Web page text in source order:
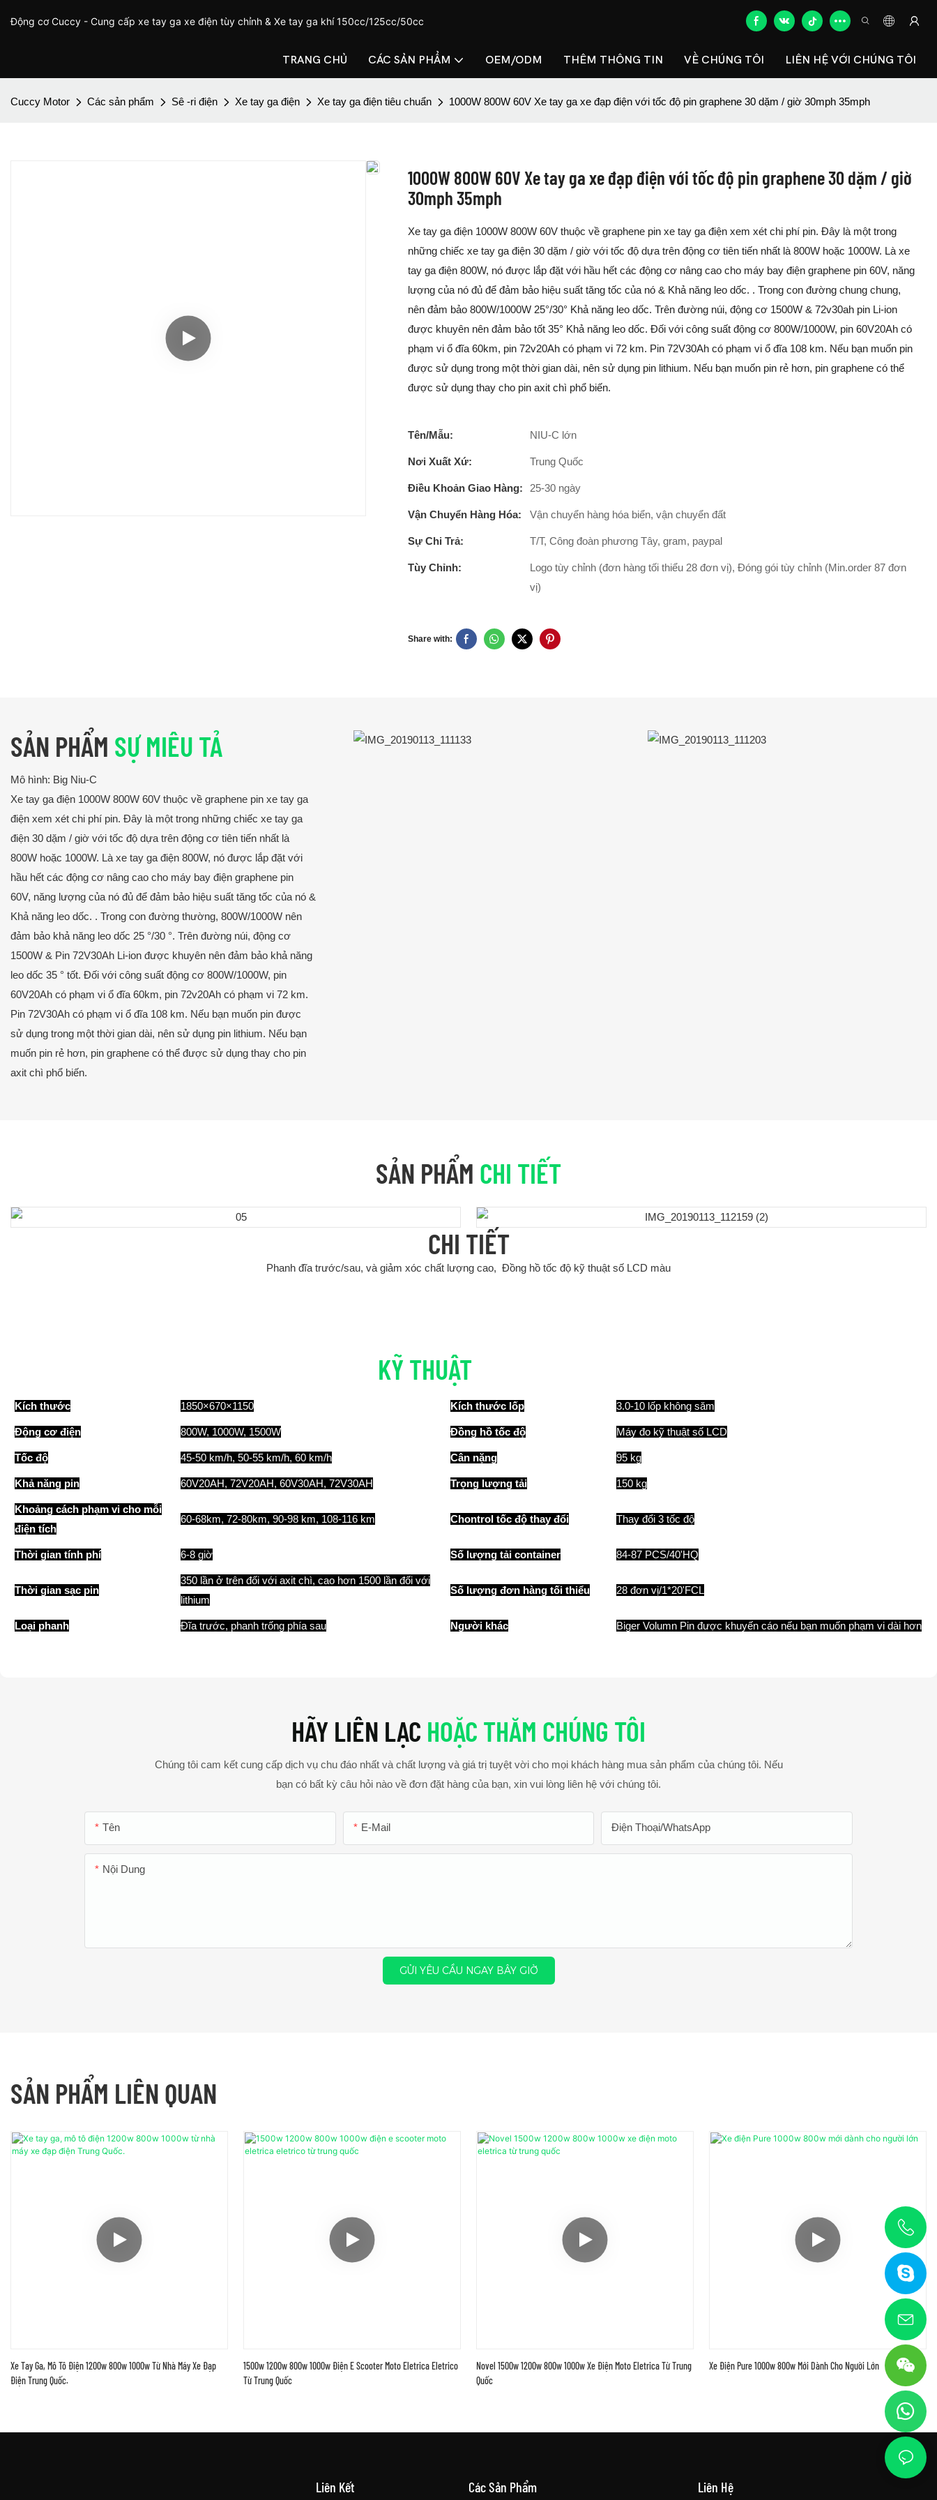
Động cơ Cuccy - Cung cấp xe tay ga xe điện tùy chỉnh & Xe tay ga khí 150cc/125cc/50cc
TRANG CHỦ CÁC SẢN PHẨM OEM/ODM THÊM THÔNG TIN VỀ CHÚNG TÔI LIÊN HỆ VỚI CHÚNG TÔI
Cuccy Motor Các sản phẩm Sê -ri điện Xe tay ga điện Xe tay ga điện tiêu chuẩn 1000W 800W 60V Xe tay ga xe đạp điện với tốc độ pin graphene 30 dặm / giờ 30mph 35mph
1000W 800W 60V Xe tay ga xe đạp điện với tốc độ pin graphene 30 dặm / giờ
30mph 35mph
Xe tay ga điện 1000W 800W 60V thuộc về graphene pin xe tay ga điện xem xét chi phí pin. Đây là một trong
những chiếc xe tay ga điện 30 dặm / giờ với tốc độ dựa trên động cơ tiên tiến nhất là 800W hoặc 1000W. Là xe
tay ga điện 800W, nó được lắp đặt với hầu hết các động cơ nâng cao cho máy bay điện graphene pin 60V, năng
lượng của nó đủ để đảm bảo hiệu suất tăng tốc của nó & Khả năng leo dốc. . Trong con đường chung chung,
nên đảm bảo 800W/1000W 25°/30° Khả năng leo dốc. Trên đường núi, động cơ 1500W & 72v30ah pin Li-ion
được khuyên nên đảm bảo tốt 35° Khả năng leo dốc. Đối với công suất động cơ 800W/1000W, pin 60V20Ah có
phạm vi ổ đĩa 60km, pin 72v20Ah có phạm vi 72 km. Pin 72V30Ah có phạm vi ổ đĩa 108 km. Nếu bạn muốn pin
được sử dụng trong một thời gian dài, nên sử dụng pin lithium. Nếu bạn muốn pin rẻ hơn, pin graphene có thể
được sử dụng thay cho pin axit chì phổ biến.
Tên/Mẫu: NIU-C lớn
Nơi Xuất Xứ: Trung Quốc
Điều Khoản Giao Hàng: 25-30 ngày
Vận Chuyển Hàng Hóa: Vận chuyển hàng hóa biển, vận chuyển đất
Sự Chi Trả: T/T, Công đoàn phương Tây, gram, paypal
Tùy Chỉnh:
Logo tùy chỉnh (đơn hàng tối thiểu 28 đơn vị), Đóng gói tùy chỉnh (Min.order 87 đơn
vị)
Share with:
SẢN PHẨM SỰ MIÊU TẢ
Mô hình: Big Niu-C
Xe tay ga điện 1000W 800W 60V thuộc về graphene pin xe tay ga
điện xem xét chi phí pin. Đây là một trong những chiếc xe tay ga
điện 30 dặm / giờ với tốc độ dựa trên động cơ tiên tiến nhất là
800W hoặc 1000W. Là xe tay ga điện 800W, nó được lắp đặt với
hầu hết các động cơ nâng cao cho máy bay điện graphene pin
60V, năng lượng của nó đủ để đảm bảo hiệu suất tăng tốc của nó &
Khả năng leo dốc. . Trong con đường thường, 800W/1000W nên
đảm bảo khả năng leo dốc 25 °/30 °. Trên đường núi, động cơ
1500W & Pin 72V30Ah Li-ion được khuyên nên đảm bảo khả năng
leo dốc 35 ° tốt. Đối với công suất động cơ 800W/1000W, pin
60V20Ah có phạm vi ổ đĩa 60km, pin 72v20Ah có phạm vi 72 km.
Pin 72V30Ah có phạm vi ổ đĩa 108 km. Nếu bạn muốn pin được
sử dụng trong một thời gian dài, nên sử dụng pin lithium. Nếu bạn
muốn pin rẻ hơn, pin graphene có thể được sử dụng thay cho pin
axit chì phổ biến.
SẢN PHẨM CHI TIẾT
CHI TIẾT
Phanh đĩa trước/sau, và giảm xóc chất lượng cao, Đồng hồ tốc độ kỹ thuật số LCD màu
KỸ THUẬT
Kích thước 1850×670×1150 Kích thước lốp 3.0-10 lốp không săm
Động cơ điện 800W, 1000W, 1500W Đồng hồ tốc độ Máy đo kỹ thuật số LCD
Tốc độ 45-50 km/h, 50-55 km/h, 60 km/h Cân nặng 95 kg
Khả năng pin 60V20AH, 72V20AH, 60V30AH, 72V30AH Trọng lượng tải 150 kg
Khoảng cách phạm vi cho mỗi
điện tích
60-68km, 72-80km, 90-98 km, 108-116 km Chontrol tốc độ thay đổi Thay đổi 3 tốc độ
Thời gian tính phí 6-8 giờ Số lượng tải container 84-87 PCS/40'HQ
Thời gian sạc pin
350 lần ở trên đối với axit chì, cao hơn 1500 lần đối với
lithium
Số lượng đơn hàng tối thiểu 28 đơn vị/1*20'FCL
Loại phanh Đĩa trước, phanh trống phía sau Người khác Biger Volumn Pin được khuyến cáo nếu bạn muốn phạm vi dài hơn
HÃY LIÊN LẠC HOẶC THĂM CHÚNG TÔI
Chúng tôi cam kết cung cấp dịch vụ chu đáo nhất và chất lượng và giá trị tuyệt vời cho mọi khách hàng mua sản phẩm của chúng tôi. Nếu
bạn có bất kỳ câu hỏi nào về đơn đặt hàng của bạn, xin vui lòng liên hệ với chúng tôi.
Tên E-Mail Điện Thoại/WhatsApp
Nội Dung
GỬI YÊU CẦU NGAY BÂY GIỜ
SẢN PHẨM LIÊN QUAN
Xe Tay Ga, Mô Tô Điện 1200w 800w 1000w Từ Nhà Máy Xe Đạp
Điện Trung Quốc.
1500w 1200w 800w 1000w Điện E Scooter Moto Eletrica Eletrico
Từ Trung Quốc
Novel 1500w 1200w 800w 1000w Xe Điện Moto Eletrica Từ Trung
Quốc
Xe Điện Pure 1000w 800w Mới Dành Cho Người Lớn
Liên Kết Các Sản Phẩm Liên Hệ